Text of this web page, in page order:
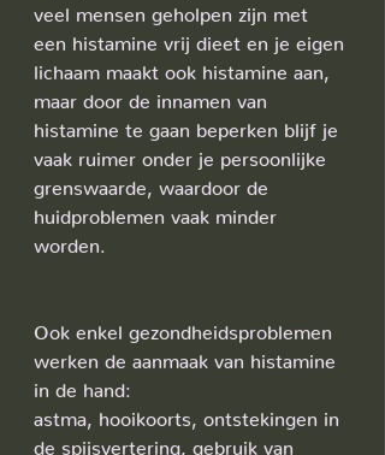
veel mensen geholpen zijn met
een histamine vrij dieet en je eigen
lichaam maakt ook histamine aan,
maar door de innamen van
histamine te gaan beperken blijf je
vaak ruimer onder je persoonlijke
grenswaarde, waardoor de
huidproblemen vaak minder
worden.
Ook enkel gezondheidsproblemen
werken de aanmaak van histamine
in de hand:
astma, hooikoorts, ontstekingen in
de spijsvertering, gebruik van